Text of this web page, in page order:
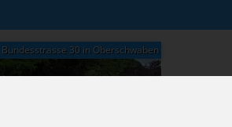
Bundesstrasse 30 in Oberschwaben